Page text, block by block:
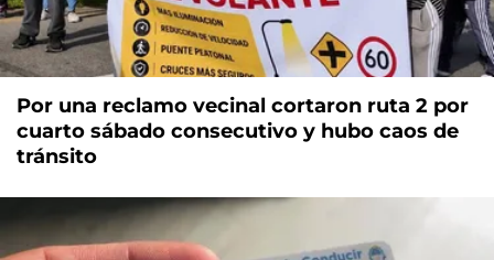
Por una reclamo vecinal cortaron ruta 2 por
cuarto sábado consecutivo y hubo caos de
tránsito